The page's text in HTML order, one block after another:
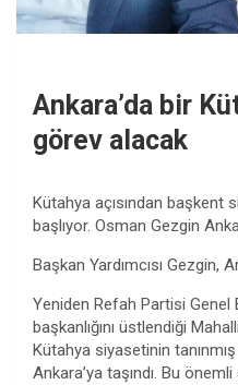
Ankara’da bir
görev alacak
Kütahya açısından başkent
başlıyor. Osman Gezgin
Başkan Yardımcısı Gezgin,
Yeniden Refah Partisi Genel
başkanlığını üstlendiği
Kütahya siyasetinin
Ankara’ya taşındı. Bu